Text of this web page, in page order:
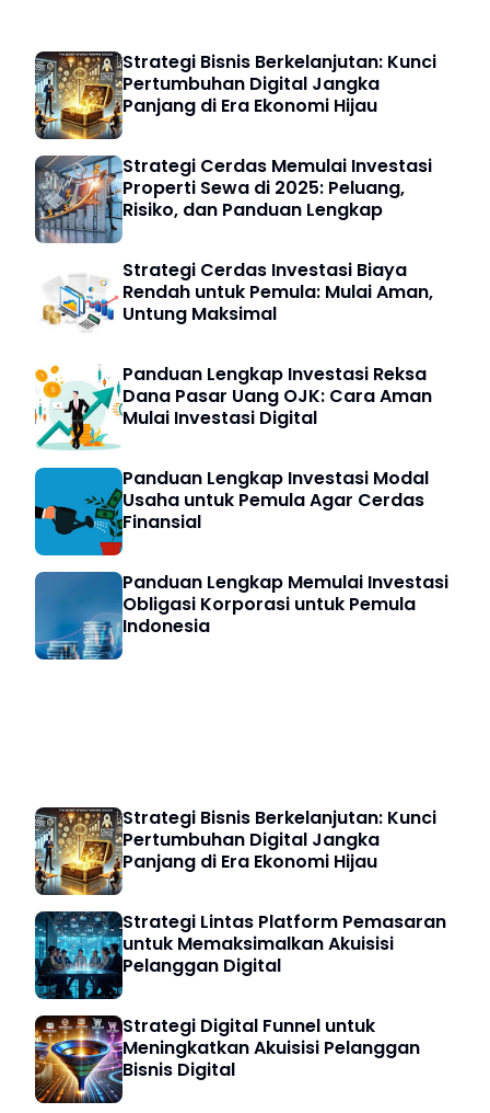
Strategi Bisnis Berkelanjutan: Kunci
Pertumbuhan Digital Jangka
Panjang di Era Ekonomi Hijau
Strategi Cerdas Memulai Investasi
Properti Sewa di 2025: Peluang,
Risiko, dan Panduan Lengkap
Strategi Cerdas Investasi Biaya
Rendah untuk Pemula: Mulai Aman,
Untung Maksimal
Panduan Lengkap Investasi Reksa
Dana Pasar Uang OJK: Cara Aman
Mulai Investasi Digital
Panduan Lengkap Investasi Modal
Usaha untuk Pemula Agar Cerdas
Finansial
Panduan Lengkap Memulai Investasi
Obligasi Korporasi untuk Pemula
Indonesia
Strategi Bisnis Berkelanjutan: Kunci
Pertumbuhan Digital Jangka
Panjang di Era Ekonomi Hijau
Strategi Lintas Platform Pemasaran
untuk Memaksimalkan Akuisisi
Pelanggan Digital
Strategi Digital Funnel untuk
Meningkatkan Akuisisi Pelanggan
Bisnis Digital